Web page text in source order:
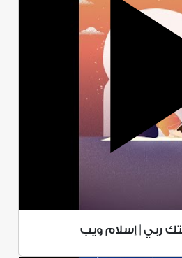
ربي | إسلام ويب